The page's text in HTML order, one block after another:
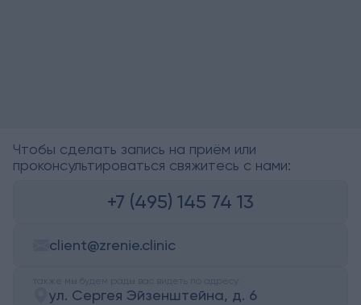
Чтобы сделать запись на приём или
проконсультироваться свяжитесь с нами:
+7 (495) 145 74 13
client@zrenie.clinic
также мы будем рады вас видеть по адресу:
ул. Сергея Эйзенштейна, д. 6